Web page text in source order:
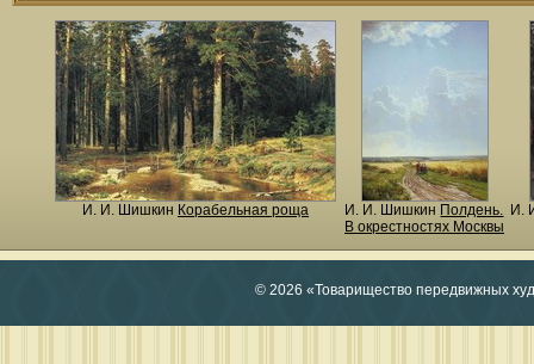
И. И. Шишкин Корабельная роща И. И. Шишкин Полдень.
В окрестностях Москвы
И.
© 2026 «Товарищество передвижных